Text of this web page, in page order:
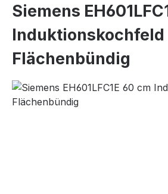
Siemens
Induktionskochfeld
Flächenbündig
Bildergalerie überspringen